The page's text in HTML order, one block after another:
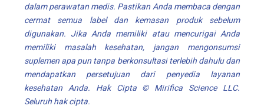
dalam perawatan medis. Pastikan Anda membaca dengan
cermat semua label dan kemasan produk sebelum
digunakan. Jika Anda memiliki atau mencurigai Anda
memiliki masalah kesehatan, jangan mengonsumsi
suplemen apa pun tanpa berkonsultasi terlebih dahulu dan
mendapatkan persetujuan dari penyedia layanan
kesehatan Anda. Hak Cipta © Mirifica ScienceLLC.
Seluruh hak cipta.